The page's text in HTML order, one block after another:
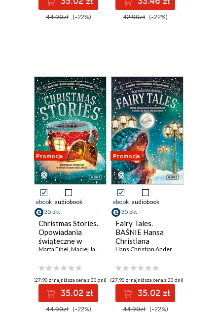
44.90zł (-22%) 42.90zł (-22%)
Promocja
ebook audiobook
35 pkt
Christmas Stories.
Opowiadania
świąteczne w
wersji do nauki
Marta Fihel, Maciej Jażyński Grzegorz Komerski
(27,90 zł najniższa cena z 30 dni)
35.02 zł
44.90zł (-22%)
Promocja
ebook audiobook
35 pkt
Fairy Tales.
BAŚNIE Hansa
Christiana
Andersena w
angielskiego
Hans Christian Andersen
(27,90 zł najniższa cena z 30 dni)
35.02 zł
44.90zł (-22%)